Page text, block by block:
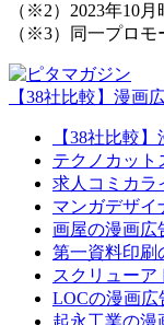
（※2）2023年10
（※3）同一プロモ
【38社比較】漫画
【38社比較
テクノカット
求人コミカラ
マンガデザイ
画屋の漫画広
第一資料印刷
スクリューア
LOCの漫画広